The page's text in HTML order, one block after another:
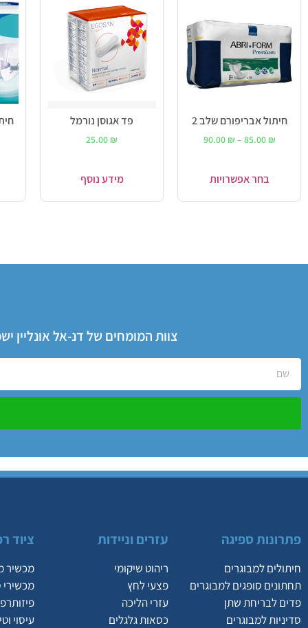
חיתול אבריפורם שלב 2
85.00 ₪
–
90.00 ₪
בחר אפשרויות
פד אגוסן נורמל
25.00 ₪
מידע נוסף
צוות המומחים של דנ-אל אונליין
פתרונות ספיגה
חיתולים למבוגרים
תחתונים סופגים למבוגרים
פדים לבריחת שתן
סדיניות למבוגרים
עזרים וניידות
ריהוט שיקומי
פצעי לחץ
עזרי הליכה
כסאות גלגלים
ציוד
מכשיר
עיסוי